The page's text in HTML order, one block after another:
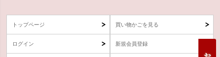
トップページ 買い物かごを見る
ログイン 新規会員登録